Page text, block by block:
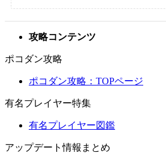
攻略コンテンツ
ポコダン攻略
ポコダン攻略：TOPページ
有名プレイヤー特集
有名プレイヤー図鑑
アップデート情報まとめ